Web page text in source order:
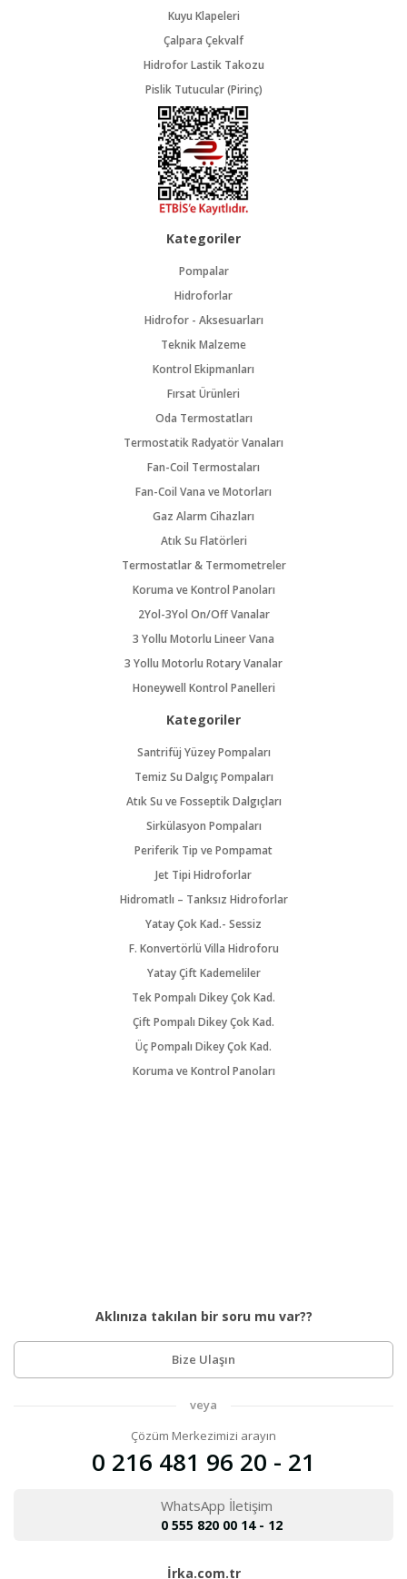
Kuyu Klapeleri
Çalpara Çekvalf
Hidrofor Lastik Takozu
Pislik Tutucular (Pirinç)
Kategoriler
Pompalar
Hidroforlar
Hidrofor - Aksesuarları
Teknik Malzeme
Kontrol Ekipmanları
Fırsat Ürünleri
Oda Termostatları
Termostatik Radyatör Vanaları
Fan-Coil Termostaları
Fan-Coil Vana ve Motorları
Gaz Alarm Cihazları
Atık Su Flatörleri
Termostatlar & Termometreler
Koruma ve Kontrol Panoları
2Yol-3Yol On/Off Vanalar
3 Yollu Motorlu Lineer Vana
3 Yollu Motorlu Rotary Vanalar
Honeywell Kontrol Panelleri
Kategoriler
Santrifüj Yüzey Pompaları
Temiz Su Dalgıç Pompaları
Atık Su ve Fosseptik Dalgıçları
Sirkülasyon Pompaları
Periferik Tip ve Pompamat
Jet Tipi Hidroforlar
Hidromatlı – Tanksız Hidroforlar
Yatay Çok Kad.- Sessiz
F. Konvertörlü Villa Hidroforu
Yatay Çift Kademeliler
Tek Pompalı Dikey Çok Kad.
Çift Pompalı Dikey Çok Kad.
Üç Pompalı Dikey Çok Kad.
Koruma ve Kontrol Panoları
Aklınıza takılan bir soru mu var??
Bize Ulaşın
veya
Çözüm Merkezimizi arayın
0 216 481 96 20 - 21
WhatsApp İletişim
0 555 820 00 14 - 12
İrka.com.tr